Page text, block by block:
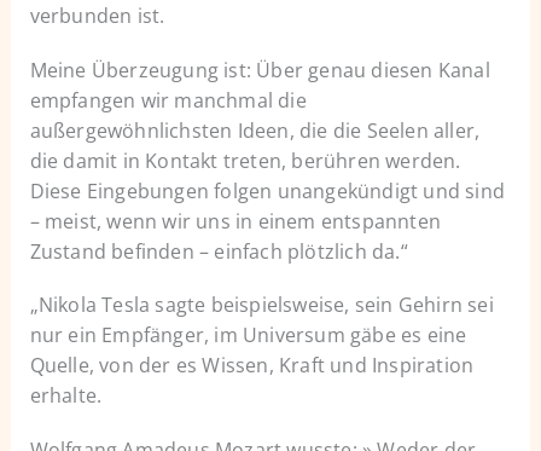
verbunden ist.
Meine Überzeugung ist: Über genau diesen Kanal
empfangen wir manchmal die
außergewöhnlichsten Ideen, die die Seelen aller,
die damit in Kontakt treten, berühren werden.
Diese Eingebungen folgen unangekündigt und sind
– meist, wenn wir uns in einem entspannten
Zustand befinden – einfach plötzlich da.“
„Nikola Tesla sagte beispielsweise, sein Gehirn sei
nur ein Empfänger, im Universum gäbe es eine
Quelle, von der es Wissen, Kraft und Inspiration
erhalte.